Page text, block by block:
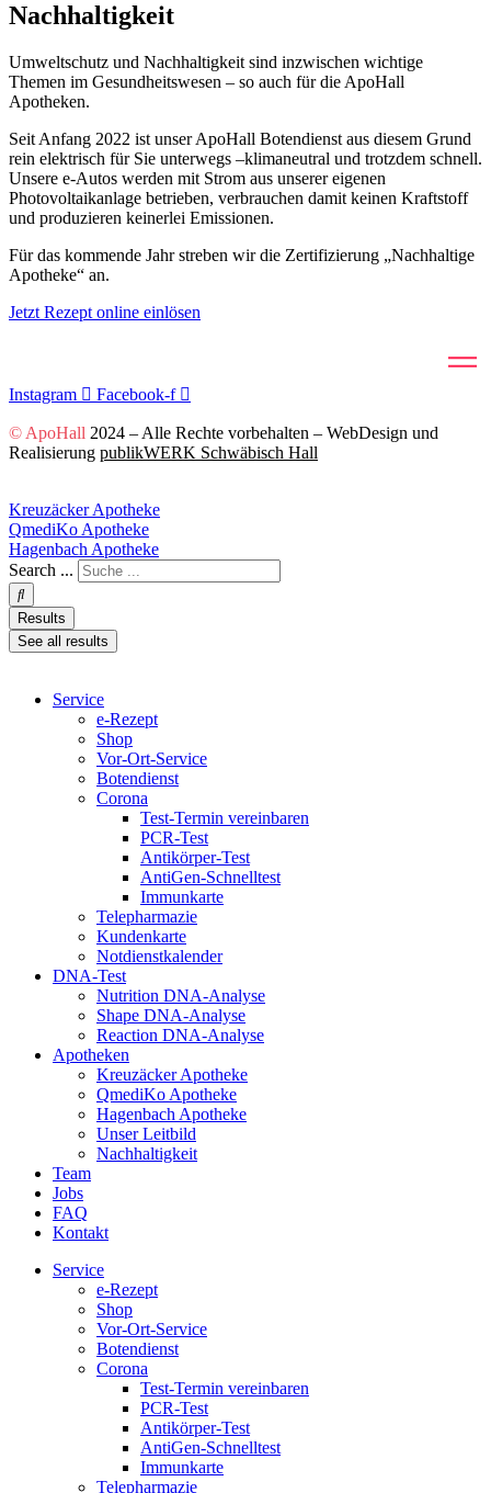
Nachhaltigkeit
Umweltschutz und Nachhaltigkeit sind inzwischen wichtige
Themen im Gesundheitswesen – so auch für die ApoHall
Apotheken.
Seit Anfang 2022 ist unser ApoHall Botendienst aus diesem Grund
rein elektrisch für Sie unterwegs –klimaneutral und trotzdem schnell.
Unsere e-Autos werden mit Strom aus unserer eigenen
Photovoltaikanlage betrieben, verbrauchen damit keinen Kraftstoff
und produzieren keinerlei Emissionen.
Für das kommende Jahr streben wir die Zertifizierung „Nachhaltige
Apotheke“ an.
Jetzt Rezept online einlösen
Instagram Facebook-f
© ApoHall 2024 – Alle Rechte vorbehalten – WebDesign und
Realisierung publikWERK Schwäbisch Hall
Kreuzäcker Apotheke
QmediKo Apotheke
Hagenbach Apotheke
Search ...
Results
See all results
Service
e-Rezept
Shop
Vor-Ort-Service
Botendienst
Corona
Test-Termin vereinbaren
PCR-Test
Antikörper-Test
AntiGen-Schnelltest
Immunkarte
Telepharmazie
Kundenkarte
Notdienstkalender
DNA-Test
Nutrition DNA-Analyse
Shape DNA-Analyse
Reaction DNA-Analyse
Apotheken
Kreuzäcker Apotheke
QmediKo Apotheke
Hagenbach Apotheke
Unser Leitbild
Nachhaltigkeit
Team
Jobs
FAQ
Kontakt
Service
e-Rezept
Shop
Vor-Ort-Service
Botendienst
Corona
Test-Termin vereinbaren
PCR-Test
Antikörper-Test
AntiGen-Schnelltest
Immunkarte
Telepharmazie